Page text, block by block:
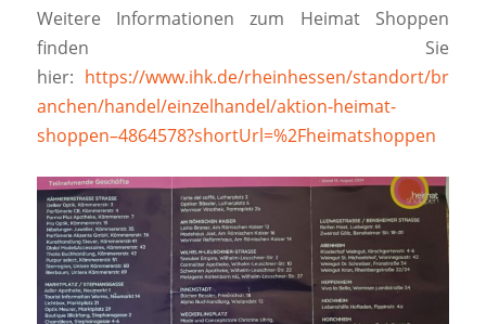
Weitere Informationen zum Heimat Shoppen
finden Sie
hier: https://www.ihk.de/rheinhessen/standort/br
anchen/handel/einzelhandel/aktion-heimat-
shoppen–4864578?shortUrl=%2Fheimatshoppen